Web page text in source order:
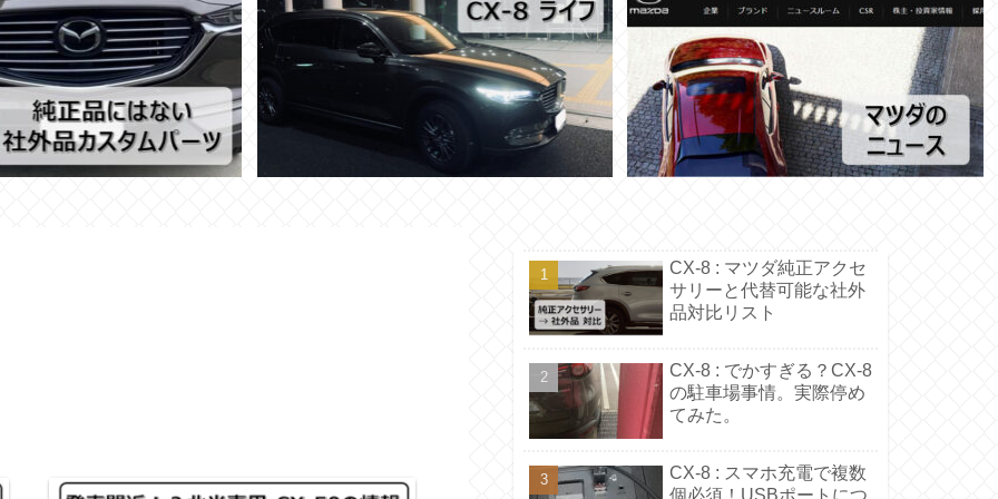
CX-8 : マツダ純正アクセ
サリーと代替可能な社外
品対比リスト
CX-8 : でかすぎる？CX-8
の駐車場事情。実際停め
てみた。
CX-8 : スマホ充電で複数
個必須！USBポートにつ